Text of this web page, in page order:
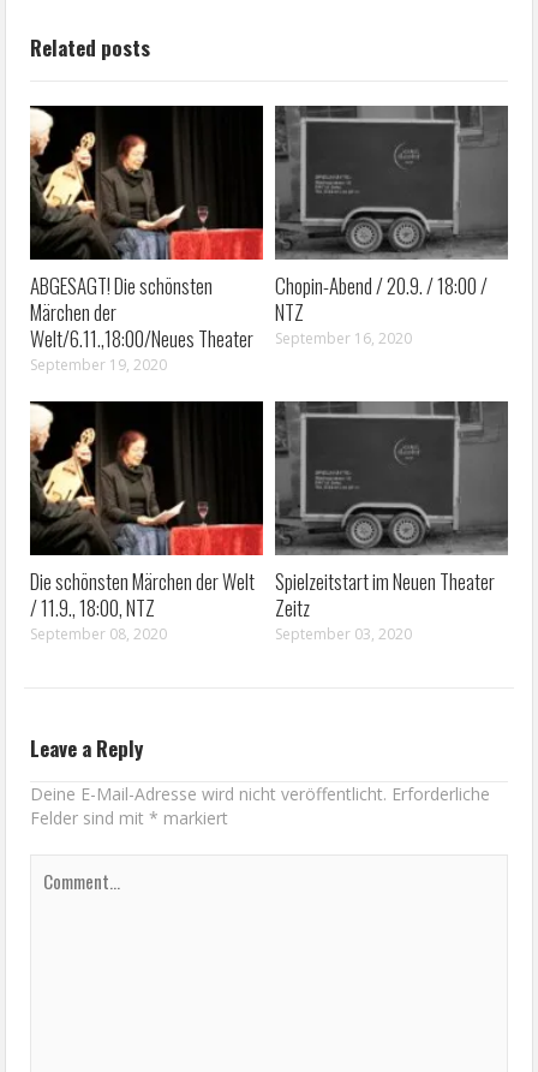
Related posts
ABGESAGT! Die schönsten
Märchen der
Welt/6.11.,18:00/Neues Theater
September 19, 2020
Chopin-Abend / 20.9. / 18:00 /
NTZ
September 16, 2020
Die schönsten Märchen der Welt
/ 11.9., 18:00, NTZ
September 08, 2020
Spielzeitstart im Neuen Theater
Zeitz
September 03, 2020
Leave a Reply
Deine E-Mail-Adresse wird nicht veröffentlicht. Erforderliche
Felder sind mit* markiert